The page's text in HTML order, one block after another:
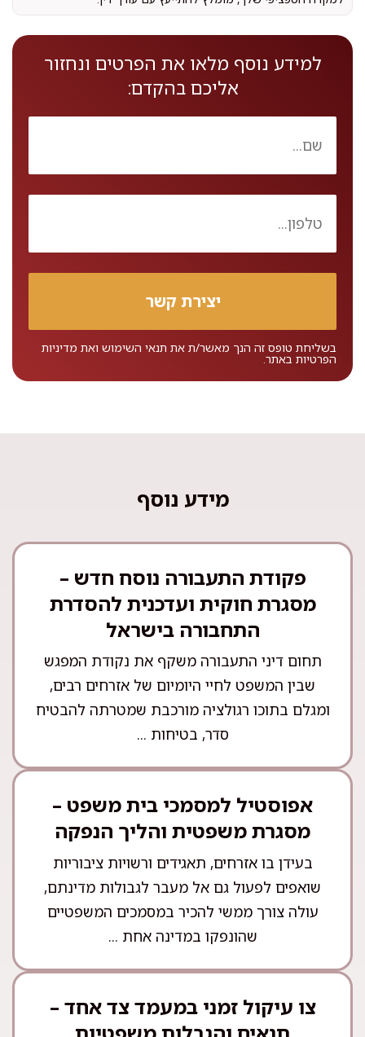
למידע נוסף מלאו את הפרטים ונחזור
אליכם בהקדם:
בשליחת טופס זה הנך מאשר/ת את תנאי השימוש ואת מדיניות
הפרטיות באתר.
מידע נוסף
פקודת התעבורה נוסח חדש –
מסגרת חוקית ועדכנית להסדרת
התחבורה בישראל
תחום דיני התעבורה משקף את נקודת המפגש
שבין המשפט לחיי היומיום של אזרחים רבים,
ומגלם בתוכו רגולציה מורכבת שמטרתה להבטיח
סדר, בטיחות ...
אפוסטיל למסמכי בית משפט –
מסגרת משפטית והליך הנפקה
בעידן בו אזרחים, תאגידים ורשויות ציבוריות
שואפים לפעול גם אל מעבר לגבולות מדינתם,
עולה צורך ממשי להכיר במסמכים המשפטיים
שהונפקו במדינה אחת ...
צו עיקול זמני במעמד צד אחד –